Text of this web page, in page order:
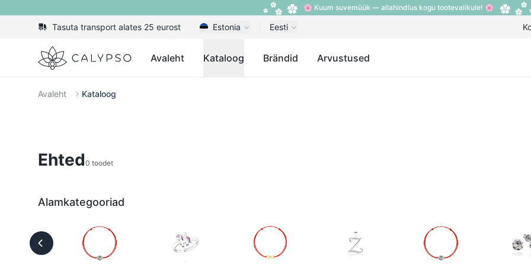
🌸 Kuum suvemüük — allahindlus kogu tootevalikule! 🌸
Tasuta transport alates 25 eurost Estonia Eesti
Calypso Avaleht Kataloog Brändid Arvustused
Avaleht Kataloog
Ehted0 toodet
Alamkategooriad